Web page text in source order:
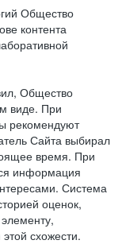
Общество
контента
Общество
виде. При
рекомендуют
Сайта выбирал
время. При
информация
Система
оценок,
схожести.